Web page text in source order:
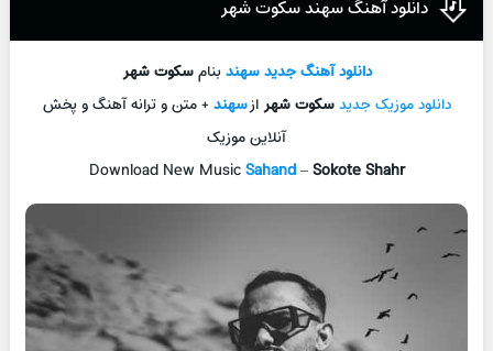
دانلود آهنگ سهند سکوت شهر
دانلود آهنگ جديدسهندبنامسکوت شهر
دانلود موزیک جديدسکوت شهرازسهند+ متن و ترانه آهنگ و پخش
آنلاين موزيک
Download New MusicSahand–Sokote Shahr